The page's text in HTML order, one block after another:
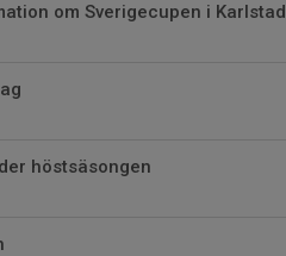
om Sverigecupen i Karlstad
höstsäsongen